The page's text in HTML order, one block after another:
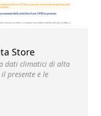
Store
dati climatici di alta
presente e le